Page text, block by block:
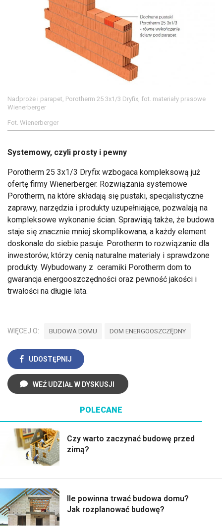
Nadproże i parapet, Porotherm 25 3x1/3 Dryfix, fot. materiały prasowe
Wienerberger
Fot. Wienerberger
Systemowy, czyli prosty i pewny
Porotherm 25 3x1/3 Dryfix wzbogaca kompleksową już
ofertę firmy Wienerberger. Rozwiązania systemowe
Porotherm, na które składają się pustaki, specjalistyczne
zaprawy, narzędzia i produkty uzupełniające, pozwalają na
kompleksowe wykonanie ścian. Sprawiają także, że budowa
staje się znacznie mniej skomplikowana, a każdy element
doskonale do siebie pasuje. Porotherm to rozwiązanie dla
inwestorów, którzy cenią naturalne materiały i sprawdzone
produkty. Wybudowany z ceramiki Porotherm dom to
gwarancja energooszczędności oraz pewność jakości i
trwałości na długie lata.
WIĘCEJ O: BUDOWA DOMU DOM ENERGOOSZCZĘDNY
UDOSTĘPNIJ
WEŹ UDZIAŁ W DYSKUSJI
POLECANE
Czy warto zaczynać budowę przed
zimą?
Ile powinna trwać budowa domu?
Jak rozplanować budowę?